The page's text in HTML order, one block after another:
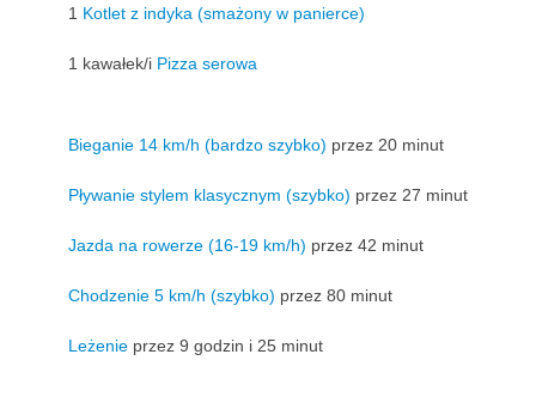
1 Kotlet z indyka (smażony w panierce)
1 kawałek/i Pizza serowa
Bieganie 14 km/h (bardzo szybko) przez 20 minut
Pływanie stylem klasycznym (szybko) przez 27 minut
Jazda na rowerze (16-19 km/h) przez 42 minut
Chodzenie 5 km/h (szybko) przez 80 minut
Leżenie przez 9 godzin i 25 minut